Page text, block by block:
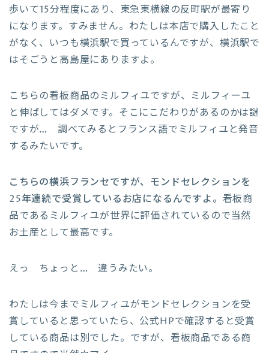
歩いて15分程度にあり、東急東横線の反町駅が最寄り
になります。すみません。わたしは本店で購入したこと
がなく、いつも横浜駅で買っているんですが、横浜駅で
はそごうと高島屋にありますよ。
こちらの看板商品のミルフィユですが、ミルフィーユ
と伸ばしてはダメです。そこにこだわりがあるのかは謎
ですが… 調べてみるとフランス語でミルフィユと発音
するみたいです。
こちらの横浜フランセですが、モンドセレクションを
25年連続で受賞しているお店になるんですよ。 看板商
品であるミルフィユが世界に評価されているので当然
お土産として最高です。
えっ ちょっと… 違うみたい。
わたしは今までミルフィユがモンドセレクションを受
賞していると思っていたら、公式HPで確認すると受賞
している商品は別でした。ですが、看板商品である商